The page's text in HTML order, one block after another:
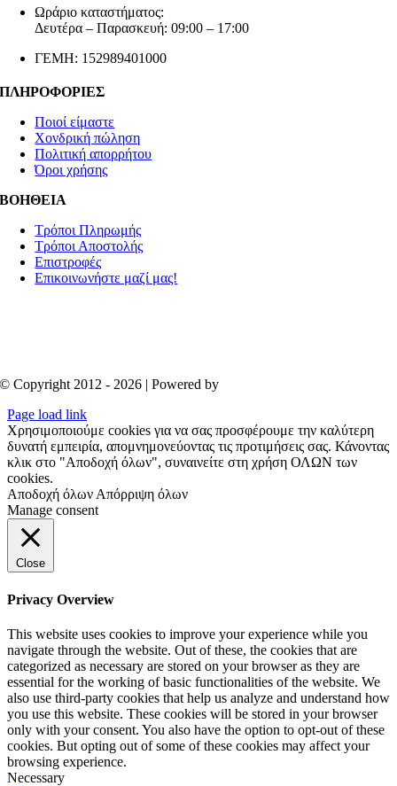
Ωράριο καταστήματος:
Δευτέρα – Παρασκευή: 09:00 – 17:00
ΓΕΜΗ: 152989401000
ΠΛΗΡΟΦΟΡΙΕΣ
Ποιοί είμαστε
Χονδρική πώληση
Πολιτική απορρήτου
Όροι χρήσης
ΒΟΗΘΕΙΑ
Τρόποι Πληρωμής
Τρόποι Αποστολής
Επιστροφές
Επικοινωνήστε μαζί μας!
© Copyright 2012 - 2026 | Powered by
Page load link
Χρησιμοποιούμε cookies για να σας προσφέρουμε την καλύτερη
δυνατή εμπειρία, απομνημονεύοντας τις προτιμήσεις σας. Κάνοντας
κλικ στο "Αποδοχή όλων", συναινείτε στη χρήση ΟΛΩΝ των
cookies.
Αποδοχή όλων Απόρριψη όλων
Manage consent
Close
Privacy Overview
This website uses cookies to improve your experience while you
navigate through the website. Out of these, the cookies that are
categorized as necessary are stored on your browser as they are
essential for the working of basic functionalities of the website. We
also use third-party cookies that help us analyze and understand how
you use this website. These cookies will be stored in your browser
only with your consent. You also have the option to opt-out of these
cookies. But opting out of some of these cookies may affect your
browsing experience.
Necessary